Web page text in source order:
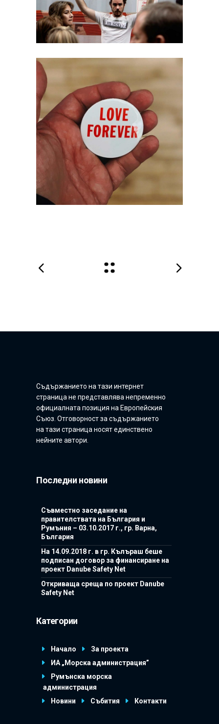
Съдържанието на тази интернет
страница не представлява непременно
официалната позиция на Европейския
Съюз. Отговорност за съдържанието
на тази страница носят единствено
нейните автори.
Последни новини
Съвместно заседание на
правителствата на България и
Румъния – 03.10.2017 г., гр. Варна,
България
На 14.09.2018 г. в гр. Кълъраш беше
подписан договор за финансиране на
проект Danube Safety Net
Откриваща среща по проект Danube
Safety Net
Категории
Начало
За проекта
ИА „Морска администрация”
Румънска морска
администрация
Новини
Събития Контакти